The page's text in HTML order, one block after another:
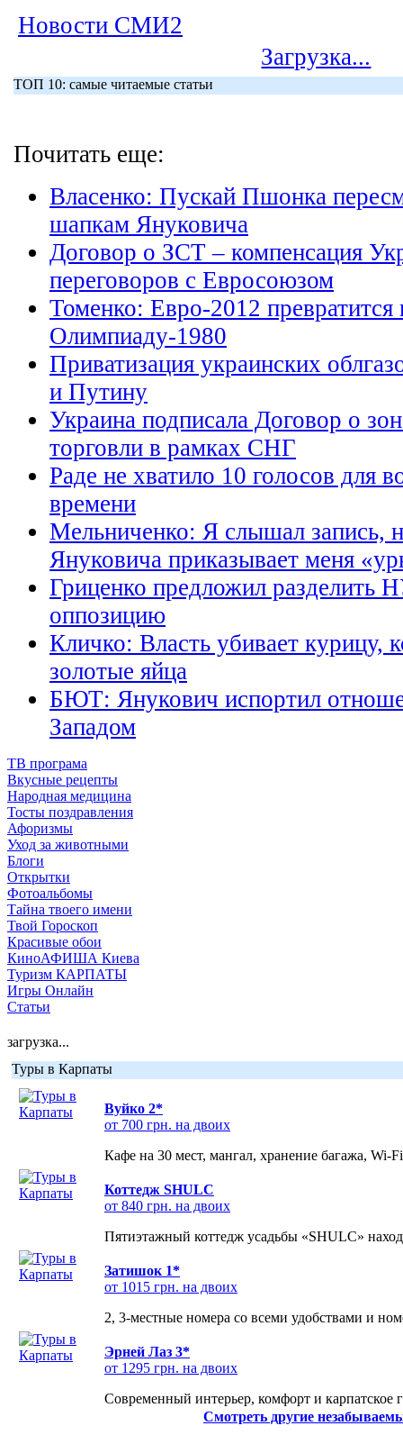
Новости СМИ2
Загрузка...
ТОП 10: самые читаемые статьи
Почитать еще:
Власенко: Пускай Пшонка
шапкам Януковича
Договор о ЗСТ – компенсация
переговоров с Евросоюзом
Томенко: Евро-2012
Олимпиаду-1980
Приватизация украинских
и Путину
Украина подписала Договор о
торговли в рамках СНГ
Раде не хватило 10 голосов для
времени
Мельниченко: Я слышал запись,
Януковича приказывает меня
Гриценко предложил разделить
оппозицию
Кличко: Власть убивает курицу,
золотые яйца
БЮТ: Янукович испортил
Западом
ТВ програма
Вкусные рецепты
Народная медицина
Тосты поздравления
Афоризмы
Уход за животными
Блоги
Открытки
Фотоальбомы
Тайна твоего имени
Твой Гороскоп
Красивые обои
КиноАФИША Киева
Туризм КАРПАТЫ
Игры Онлайн
Статьи
загрузка...
Туры в Карпаты
Вуйко 2*
от 700 грн. на двоих
Кафе на 30 мест, мангал, хранение багажа, Wi-
Коттедж SHULC
от 840 грн. на двоих
Пятиэтажный коттедж усадьбы «SHULC»
Затишок 1*
от 1015 грн. на двоих
2, 3-местные номера со всеми удобствами и
Эрней Лаз 3*
от 1295 грн. на двоих
Современный интерьер, комфорт и карпатское
Смотреть другие